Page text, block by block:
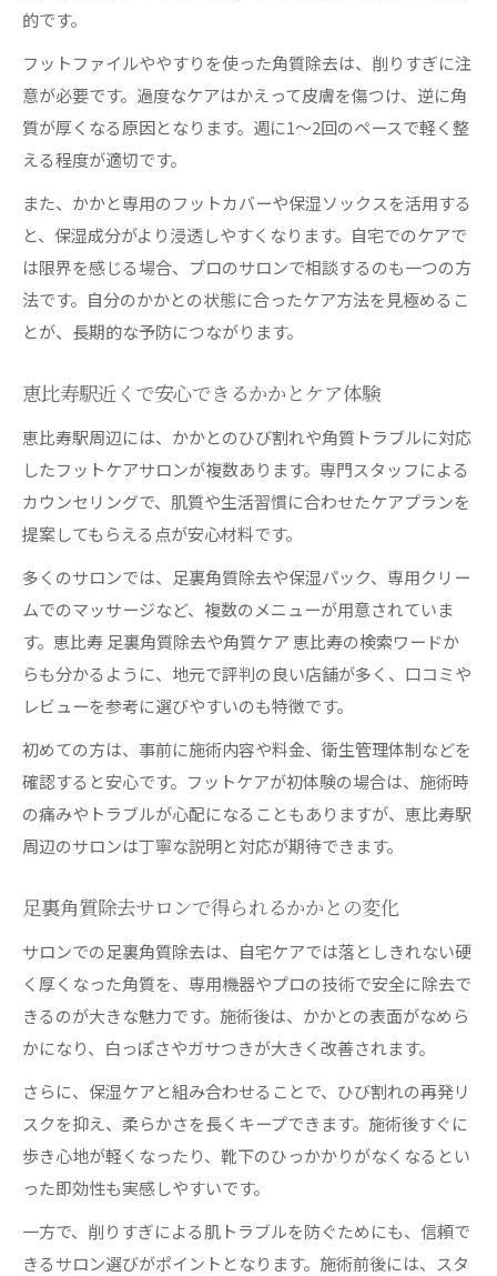
的です。
フットファイルややすりを使った角質除去は、削りすぎに注
意が必要です。過度なケアはかえって皮膚を傷つけ、逆に角
質が厚くなる原因となります。週に1〜2回のペースで軽く整
える程度が適切です。
また、かかと専用のフットカバーや保湿ソックスを活用する
と、保湿成分がより浸透しやすくなります。自宅でのケアで
は限界を感じる場合、プロのサロンで相談するのも一つの方
法です。自分のかかとの状態に合ったケア方法を見極めるこ
とが、長期的な予防につながります。
恵比寿駅近くで安心できるかかとケア体験
恵比寿駅周辺には、かかとのひび割れや角質トラブルに対応
したフットケアサロンが複数あります。専門スタッフによる
カウンセリングで、肌質や生活習慣に合わせたケアプランを
提案してもらえる点が安心材料です。
多くのサロンでは、足裏角質除去や保湿パック、専用クリー
ムでのマッサージなど、複数のメニューが用意されていま
す。恵比寿 足裏角質除去や角質ケア 恵比寿の検索ワードか
らも分かるように、地元で評判の良い店舗が多く、口コミや
レビューを参考に選びやすいのも特徴です。
初めての方は、事前に施術内容や料金、衛生管理体制などを
確認すると安心です。フットケアが初体験の場合は、施術時
の痛みやトラブルが心配になることもありますが、恵比寿駅
周辺のサロンは丁寧な説明と対応が期待できます。
足裏角質除去サロンで得られるかかとの変化
サロンでの足裏角質除去は、自宅ケアでは落としきれない硬
く厚くなった角質を、専用機器やプロの技術で安全に除去で
きるのが大きな魅力です。施術後は、かかとの表面がなめら
かになり、白っぽさやガサつきが大きく改善されます。
さらに、保湿ケアと組み合わせることで、ひび割れの再発リ
スクを抑え、柔らかさを長くキープできます。施術後すぐに
歩き心地が軽くなったり、靴下のひっかかりがなくなるとい
った即効性も実感しやすいです。
一方で、削りすぎによる肌トラブルを防ぐためにも、信頼で
きるサロン選びがポイントとなります。施術前後には、スタ